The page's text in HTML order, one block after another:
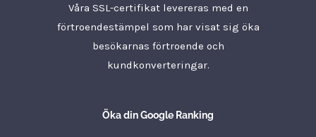
Våra SSL-certifikat levereras med en
förtroendestämpel som har visat sig öka
besökarnas förtroende och
kundkonverteringar.
Öka din Google Ranking